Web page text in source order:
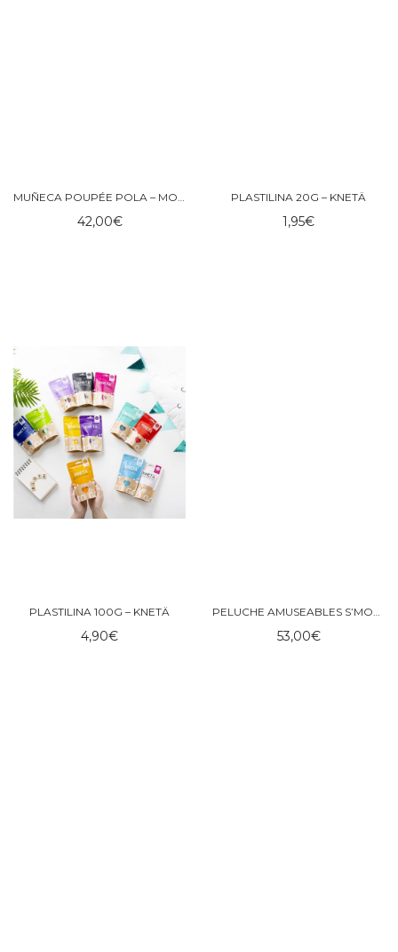
MUÑECA POUPÉE POLA – MOULIN ROTY
42,00€
PLASTILINA 20G – KNETÄ
1,95€
PLASTILINA 100G – KNETÄ
4,90€
PELUCHE AMUSEABLES S’MORES – JELLYCAT
53,00€